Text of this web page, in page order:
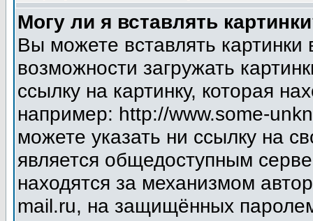
Могу ли я вставлять
Вы можете вставлять
возможности загружать
ссылку на картинку, которая
например: http://www.some-
можете указать ни ссылку на
является общедоступным
находятся за механизмом
mail.ru, на защищённых